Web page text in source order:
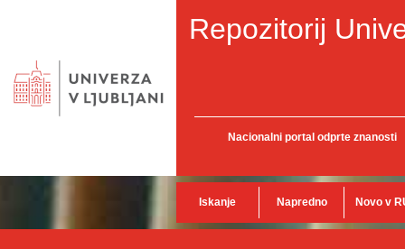
Repozitorij
Nacionalni portal odprte znanosti
Iskanje Napredno Novo v